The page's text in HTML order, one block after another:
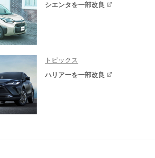
シエンタを一部改良
トピックス
ハリアーを一部改良